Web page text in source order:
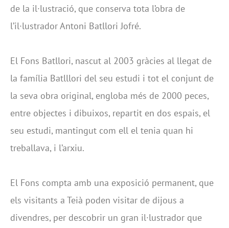
de la il·lustració, que conserva tota l’obra de
l’il·lustrador Antoni Batllori Jofré.
El Fons Batllori, nascut al 2003 gràcies al llegat de
la família Batlllori del seu estudi i tot el conjunt de
la seva obra original, engloba més de 2000 peces,
entre objectes i dibuixos, repartit en dos espais, el
seu estudi, mantingut com ell el tenia quan hi
treballava, i l’arxiu.
El Fons compta amb una exposició permanent, que
els visitants a Teià poden visitar de dijous a
divendres, per descobrir un gran il·lustrador que